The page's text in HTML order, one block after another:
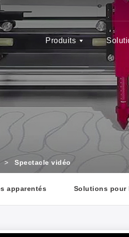
Produits
> Spectacle vidéo
apparentés Solutions pour